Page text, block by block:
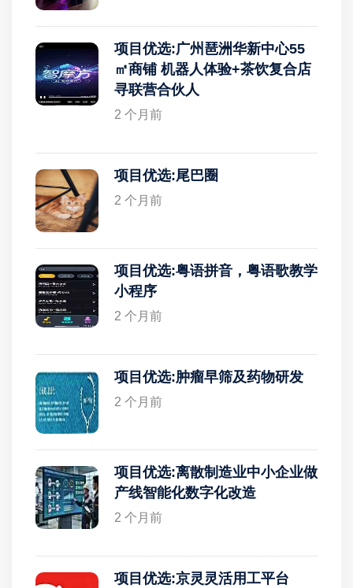
项目优选:广州琶洲华新中心55
㎡商铺 机器人体验+茶饮复合店
寻联营合伙人
2 个月前
项目优选:尾巴圈
2 个月前
项目优选:粤语拼音，粤语歌教学
小程序
2 个月前
项目优选:肿瘤早筛及药物研发
2 个月前
项目优选:离散制造业中小企业做
产线智能化数字化改造
2 个月前
项目优选:京灵灵活用工平台